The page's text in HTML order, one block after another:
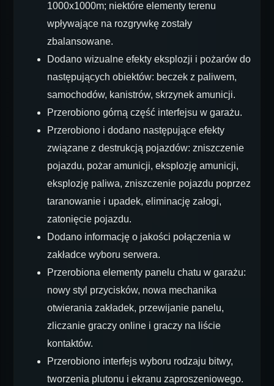
1000х1000m; niektóre elementy terenu
wpływające na rozgrywkę zostały
zbalansowane.
Dodano wizualne efekty eksplozji i pożarów do
następujących obiektów: beczek z paliwem,
samochodów, kanistrów, skrzynek amunicji.
Przerobiono górną część interfejsu w garażu.
Przerobiono i dodano następujące efekty
związane z destrukcją pojazdów: zniszczenie
pojazdu, pożar amunicji, eksplozję amunicji,
eksplozję paliwa, zniszczenie pojazdu poprzez
taranowanie i upadek, eliminację załogi,
zatonięcie pojazdu.
Dodano informację o jakości połączenia w
zakładce wyboru serwera.
Przerobiona elementy panelu chatu w garażu:
nowy styl przycisków, nowa mechanika
otwierania zakładek, przewijanie panelu,
zliczanie graczy online i graczy na liście
kontaktów.
Przerobiono interfejs wyboru rodzaju bitwy,
tworzenia plutonu i ekranu zaproszeniowego.